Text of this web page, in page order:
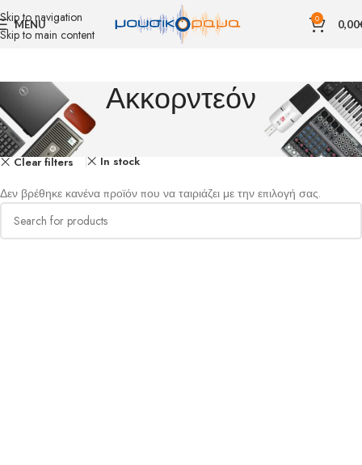
Skip to navigation
Skip to main content
MENU 0 0,00
Ακκορντεόν
Αρχική σελίδα ΜΟΥΣΙΚΑ ΟΡΓΑΝΑ Ακκορντεόν
Clear filters In stock
Δεν βρέθηκε κανένα προϊόν που να ταιριάζει με την επιλογή σας.